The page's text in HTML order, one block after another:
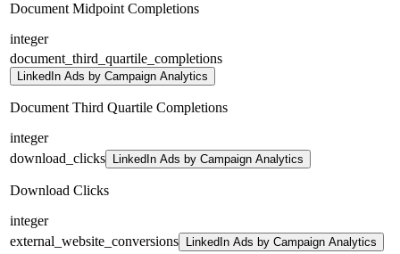
Document Midpoint Completions
integer
document_third_quartile_completions
LinkedIn Ads by Campaign Analytics
Document Third Quartile Completions
integer
download_clicks
LinkedIn Ads by Campaign Analytics
Download Clicks
integer
external_website_conversions
LinkedIn Ads by Campaign Analytics